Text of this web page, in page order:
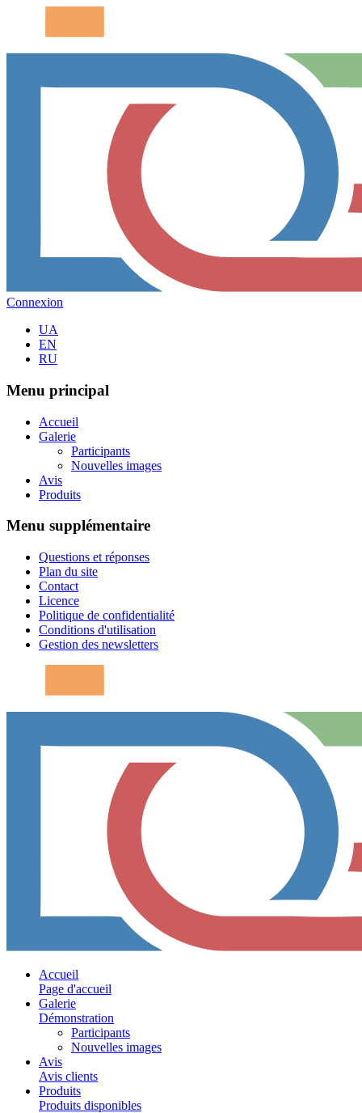
Connexion
UA
EN
RU
Menu principal
Accueil
Galerie
Participants
Nouvelles images
Avis
Produits
Menu supplémentaire
Questions et réponses
Plan du site
Contact
Licence
Politique de confidentialité
Conditions d'utilisation
Gestion des newsletters
Accueil
Page d'accueil
Galerie
Démonstration
Participants
Nouvelles images
Avis
Avis clients
Produits
Produits disponibles